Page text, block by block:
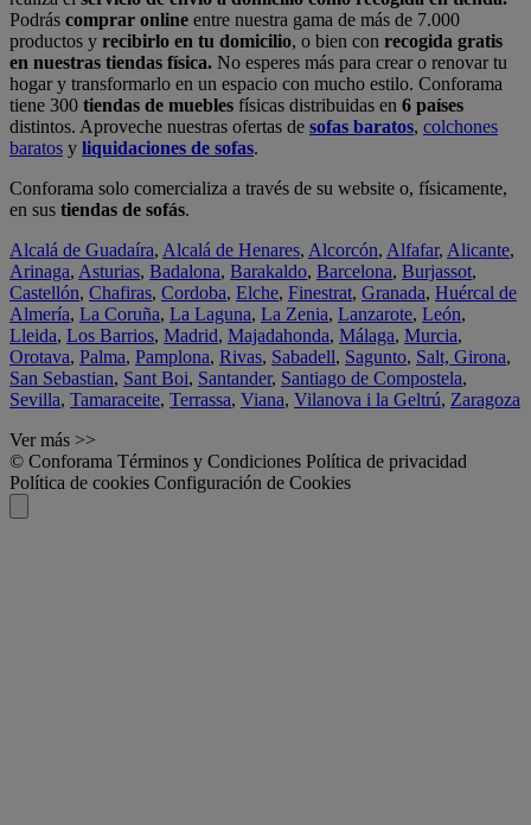
Podrás comprar online entre nuestra gama de más de 7.000
productos y recibirlo en tu domicilio, o bien con recogida gratis
en nuestras tiendas física. No esperes más para crear o renovar tu
hogar y transformarlo en un espacio con mucho estilo. Conforama
tiene 300 tiendas de muebles físicas distribuidas en 6 países
distintos. Aproveche nuestras ofertas de sofas baratos, colchones
baratos y liquidaciones de sofas.
Conforama solo comercializa a través de su website o, físicamente,
en sus tiendas de sofás.
Alcalá de Guadaíra, Alcalá de Henares, Alcorcón, Alfafar, Alicante,
Arinaga, Asturias, Badalona, Barakaldo, Barcelona, Burjassot,
Castellón, Chafiras, Cordoba, Elche, Finestrat, Granada, Huércal de
Almería, La Coruña, La Laguna, La Zenia, Lanzarote, León,
Lleida, Los Barrios, Madrid, Majadahonda, Málaga, Murcia,
Orotava, Palma, Pamplona, Rivas, Sabadell, Sagunto, Salt, Girona,
San Sebastian, Sant Boi, Santander, Santiago de Compostela,
Sevilla, Tamaraceite, Terrassa, Viana, Vilanova i la Geltrú, Zaragoza
Ver más >>
© Conforama Términos y Condiciones Política de privacidad
Política de cookies Configuración de Cookies